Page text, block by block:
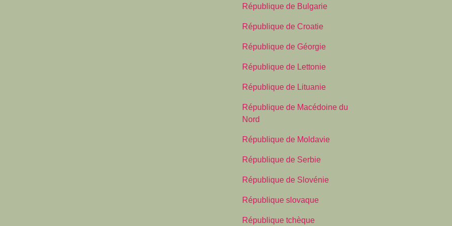
République de Bulgarie
République de Croatie
République de Géorgie
République de Lettonie
République de Lituanie
République de Macédoine du
Nord
République de Moldavie
République de Serbie
République de Slovénie
République slovaque
République tchèque